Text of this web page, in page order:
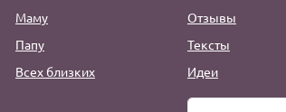
Маму
Папу
Всех близких
Отзывы
Тексты
Идеи